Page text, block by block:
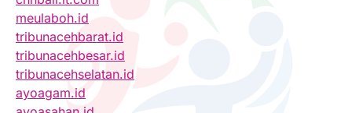
meulaboh.id
tribunacehbarat.id
tribunacehbesar.id
tribunacehselatan.id
ayoagam.id